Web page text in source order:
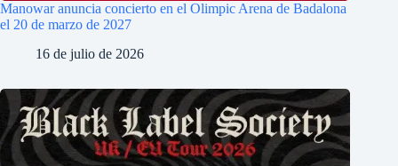
Manowar anuncia concierto en el Olimpic Arena de Badalona
el 20 de marzo de 2027
16 de julio de 2026